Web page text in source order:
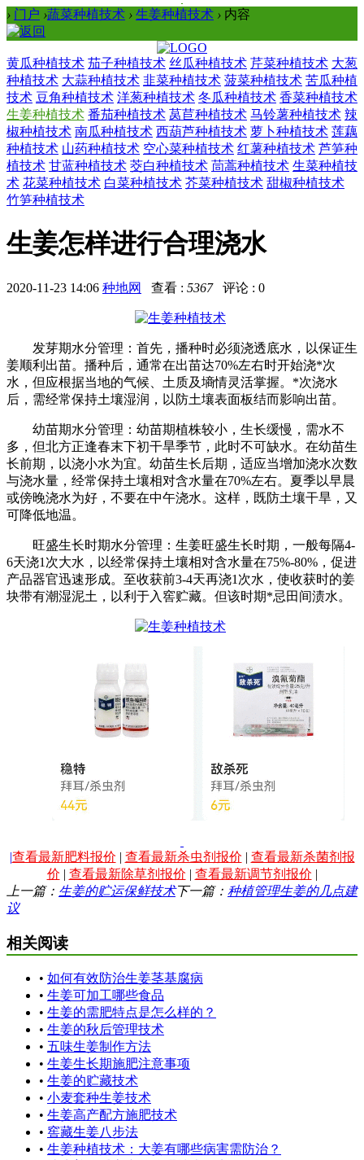
› 门户 ›蔬菜种植技术 › 生姜种植技术 › 内容
黄瓜种植技术 茄子种植技术 丝瓜种植技术 芹菜种植技术 大葱
种植技术 大蒜种植技术 韭菜种植技术 菠菜种植技术 苦瓜种植
技术 豆角种植技术 洋葱种植技术 冬瓜种植技术 香菜种植技术
生姜种植技术 番茄种植技术 莴苣种植技术 马铃薯种植技术 辣
椒种植技术 南瓜种植技术 西葫芦种植技术 萝卜种植技术 莲藕
种植技术 山药种植技术 空心菜种植技术 红薯种植技术 芦笋种
植技术 甘蓝种植技术 茭白种植技术 茼蒿种植技术 生菜种植技
术 花菜种植技术 白菜种植技术 芥菜种植技术 甜椒种植技术
竹笋种植技术
生姜怎样进行合理浇水
2020-11-23 14:06 种地网 查看 : 5367评论 : 0
发芽期水分管理：首先，播种时必须浇透底水，以保证生
姜顺利出苗。播种后，通常在出苗达70%左右时开始浇*次
水，但应根据当地的气候、土质及墒情灵活掌握。*次浇水
后，需经常保持土壤湿润，以防土壤表面板结而影响出苗。
幼苗期水分管理：幼苗期植株较小，生长缓慢，需水不
多，但北方正逢春末下初干旱季节，此时不可缺水。在幼苗生
长前期，以浇小水为宜。幼苗生长后期，适应当增加浇水次数
与浇水量，经常保持土壤相对含水量在70%左右。夏季以早晨
或傍晚浇水为好，不要在中午浇水。这样，既防土壤干旱，又
可降低地温。
旺盛生长时期水分管理：生姜旺盛生长时期，一般每隔4-
6天浇1次大水，以经常保持土壤相对含水量在75%-80%，促进
产品器官迅速形成。至收获前3-4天再浇1次水，使收获时的姜
块带有潮湿泥土，以利于入窖贮藏。但该时期*忌田间渍水。
|查看最新肥料报价 | 查看最新杀虫剂报价 | 查看最新杀菌剂报
价 | 查看最新除草剂报价 | 查看最新调节剂报价 |
上一篇： 生姜的贮运保鲜技术下一篇： 种植管理生姜的几点建
议
相关阅读
• 如何有效防治生姜茎基腐病
• 生姜可加工哪些食品
• 生姜的需肥特点是怎么样的？
• 生姜的秋后管理技术
• 五味生姜制作方法
• 生姜生长期施肥注意事项
• 生姜的贮藏技术
• 小麦套种生姜技术
• 生姜高产配方施肥技术
• 窖藏生姜八步法
• 生姜种植技术：大姜有哪些病害需防治？